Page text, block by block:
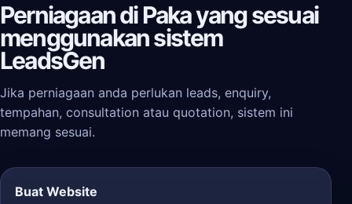
Perniagaan di Paka yang sesuai
menggunakan sistem
LeadsGen
Jika perniagaan anda perlukan leads, enquiry,
tempahan, consultation atau quotation, sistem ini
memang sesuai.
Buat Website